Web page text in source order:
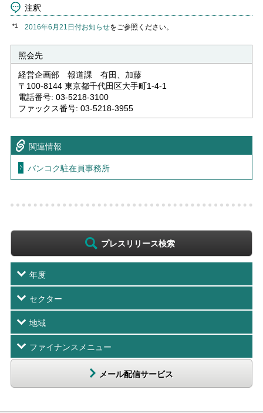
注釈
*1 2016年6月21日付お知らせをご参照ください。
照会先
経営企画部 報道課 有田、加藤
〒100-8144 東京都千代田区大手町1-4-1
電話番号: 03-5218-3100
ファックス番号: 03-5218-3955
関連情報
バンコク駐在員事務所
プレスリリース検索
年度
セクター
地域
ファイナンスメニュー
メール配信サービス